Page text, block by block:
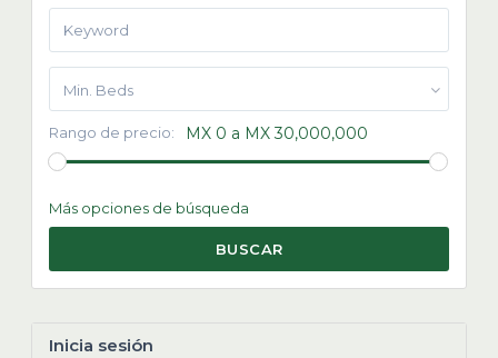
Min. Beds
Rango de precio: MX 0 a MX 30,000,000
Más opciones de búsqueda
BUSCAR
Inicia sesión